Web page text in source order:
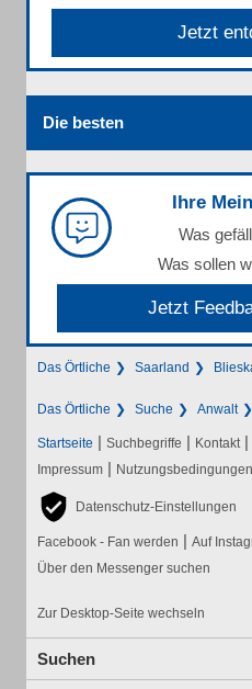
Jetzt
Die besten
Ihre
Was
Was sollen
Jetzt
Das Örtliche Saarland
Das Örtliche Suche Anwalt
Startseite | Suchbegriffe | Kontakt |
Impressum | Nutzungsbedingungen
Datenschutz-Einstellungen
Facebook - Fan werden | Auf
Über den Messenger suchen
Zur Desktop-Seite wechseln
Suchen